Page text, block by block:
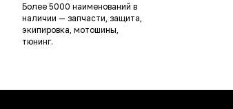
Более 5000 наименований в
наличии — запчасти, защита,
экипировка, мотошины,
тюнинг.